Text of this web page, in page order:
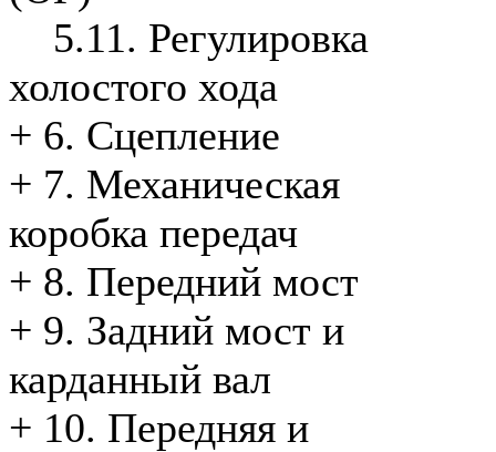
5.11. Регулировка
холостого хода
+ 6. Сцепление
+ 7. Механическая
коробка передач
+ 8. Передний мост
+ 9. Задний мост и
карданный вал
+ 10. Передняя и